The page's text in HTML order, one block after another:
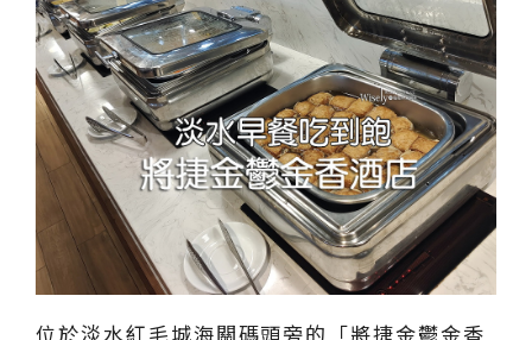
位於淡水紅毛城海關碼頭旁的「將捷金鬱金香